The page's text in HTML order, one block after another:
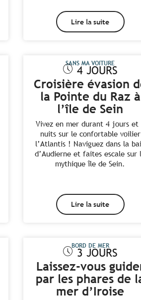
Lire la suite
SANS MA VOITURE
4 JOURS
Croisière évasion
la Pointe du Raz à
l’île de Sein
Vivez en mer durant 4 jours et
nuits sur le confortable voilier
l’Atlantis ! Naviguez dans la
d’Audierne et faites escale sur
mythique île de Sein.
Lire la suite
BORD DE MER
3 JOURS
Laissez-vous
par les phares de
mer d’Iroise